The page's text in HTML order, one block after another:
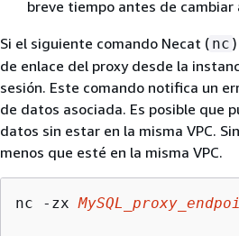
breve tiempo antes de cambiar
Si el siguiente comando Necat ( nc
de enlace del proxy desde la
sesión. Este comando notifica un
de datos asociada. Es posible que
datos sin estar en la misma VPC.
menos que esté en la misma VPC.
nc -zx